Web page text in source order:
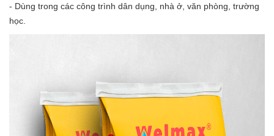
- Dùng trong các công trình dân dụng, nhà ở, văn phòng, trường
học.